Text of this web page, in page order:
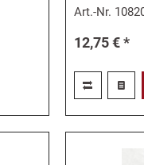
Art.-Nr.
12,75 € *